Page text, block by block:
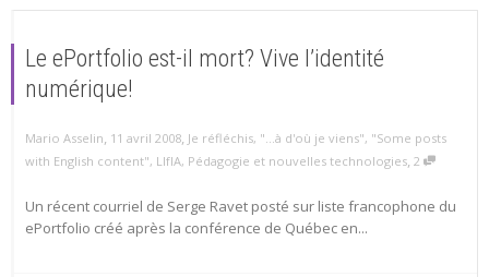
Le ePortfolio est-il mort? Vive l’identité
numérique!
Mario Asselin, 11 avril 2008, Je réfléchis, "...à d'où je viens", "Some posts
with English content", LIfIA, Pédagogie et nouvelles technologies, 2
Un récent courriel de Serge Ravet posté sur liste francophone du
ePortfolio créé après la conférence de Québec en...